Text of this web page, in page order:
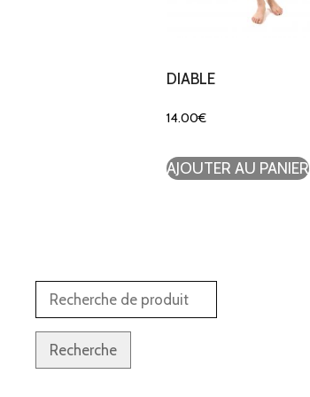
DIABLE
14.00€
AJOUTER AU PANIER
Recherche